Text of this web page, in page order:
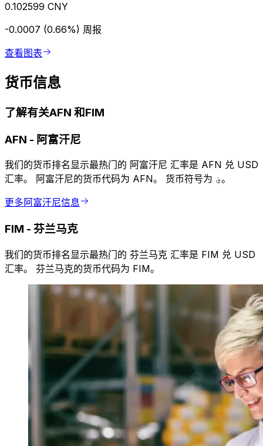
0.102599 CNY
-0.0007 (0.66%) 周报
查看图表
货币信息
了解有关AFN 和FIM
AFN - 阿富汗尼
我们的货币排名显示最热门的 阿富汗尼 汇率是 AFN 兑 USD
汇率。 阿富汗尼的货币代码为 AFN。 货币符号为 ؋。
更多阿富汗尼信息
FIM - 芬兰马克
我们的货币排名显示最热门的 芬兰马克 汇率是 FIM 兑 USD
汇率。 芬兰马克的货币代码为 FIM。